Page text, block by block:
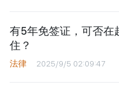
有5年免签证，可否在
住？
法律 2025/9/5 02:09:47